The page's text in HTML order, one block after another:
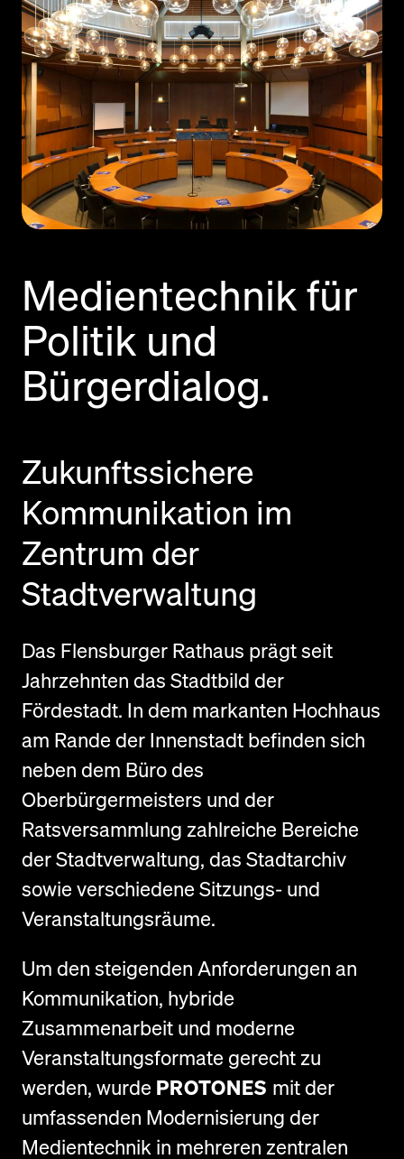
Medientechnik für
Politik und
Bürgerdialog.
Zukunftssichere
Kommunikation im
Zentrum der
Stadtverwaltung
Das Flensburger Rathaus prägt seit
Jahrzehnten das Stadtbild der
Fördestadt. In dem markanten Hochhaus
am Rande der Innenstadt befinden sich
neben dem Büro des
Oberbürgermeisters und der
Ratsversammlung zahlreiche Bereiche
der Stadtverwaltung, das Stadtarchiv
sowie verschiedene Sitzungs- und
Veranstaltungsräume.
Um den steigenden Anforderungen an
Kommunikation, hybride
Zusammenarbeit und moderne
Veranstaltungsformate gerecht zu
werden, wurde PROTONES mit der
umfassenden Modernisierung der
Medientechnik in mehreren zentralen